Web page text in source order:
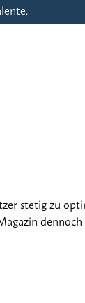
stetig zu